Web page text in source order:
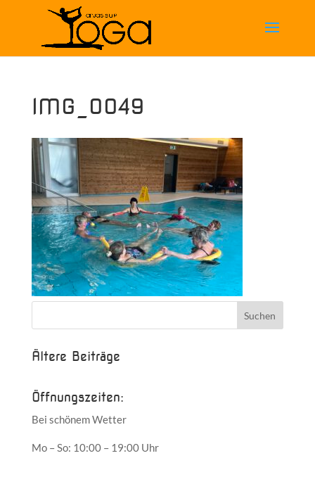
IMG_0049
Ältere Beiträge
Öffnungszeiten:
Bei schönem Wetter
Mo – So: 10:00 – 19:00 Uhr